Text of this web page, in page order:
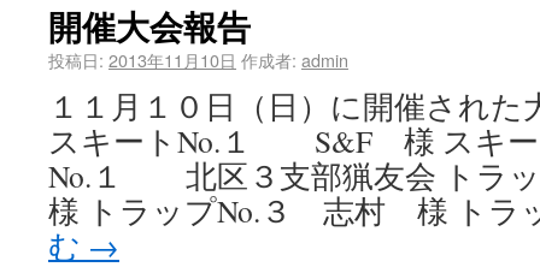
開催大会報告
投稿日: 2013年11月10日 作成者: admin
１１月１０日（日）に開催され
スキートNo.１ S&F 様 スキー
No.１ 北区３支部猟友会 トラ
様 トラップNo.３ 志村 様 トラ
む →